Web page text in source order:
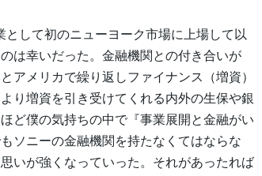
して初のニューヨーク市場に上場して以
は幸いだった。金融機関との付き合いが
アメリカで繰り返しファイナンス（増資）
り増資を引き受けてくれる内外の生保や銀
ど僕の気持ちの中で『事業展開と金融がい
ソニーの金融機関を持たなくてはならな
いが強くなっていった。それがあったれば